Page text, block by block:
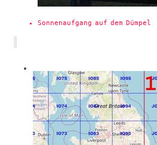
Sonnenaufgang auf dem Dümpel